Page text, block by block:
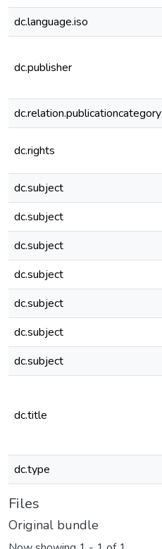
dc.language.iso
dc.publisher
dc.relation.publicationcategory
dc.rights
dc.subject
dc.subject
dc.subject
dc.subject
dc.subject
dc.subject
dc.subject
dc.title
dc.type
Files
Original bundle